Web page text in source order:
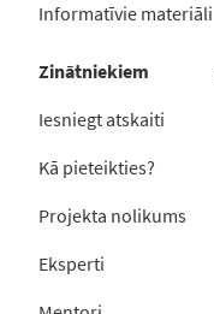
Informatīvie materiāli
Zinātniekiem
Iesniegt atskaiti
Kā pieteikties?
Projekta nolikums
Eksperti